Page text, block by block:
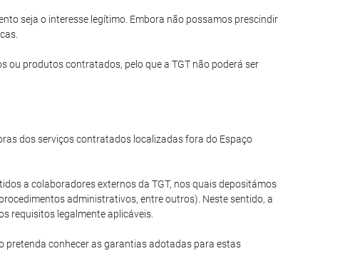
seja o interesse legítimo. Embora não possamos prescindir
produtos contratados, pelo que a TGT não poderá ser
dos serviços contratados localizadas fora do Espaço
a colaboradores externos da TGT, nos quais depositámos
administrativos, entre outros). Neste sentido, a
requisitos legalmente aplicáveis.
pretenda conhecer as garantias adotadas para estas